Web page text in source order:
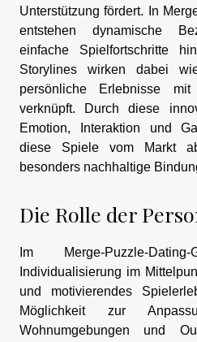
Unterstützung fördert. In
entstehen dynamische
einfache Spielfortschritte
Storylines wirken dabei
persönliche Erlebnisse mit
verknüpft. Durch diese
Emotion, Interaktion und
diese Spiele vom Markt
besonders nachhaltige
Die Rolle der
Im Merge-Puzzle-
Individualisierung im
und motivierendes
Möglichkeit zur
Wohnumgebungen und